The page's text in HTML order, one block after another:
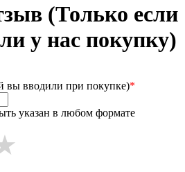
(Только если
у нас покупку)
вы вводили при покупке)*
указан в любом формате